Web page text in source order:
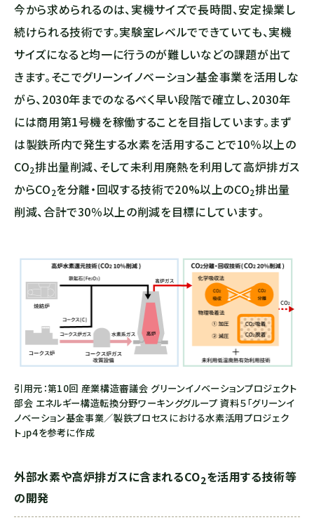
今から求められるのは、実機サイズで長時間、安定操業し
続けられる技術です。実験室レベルでできていても、実機
サイズになると均一に行うのが難しいなどの課題が出て
きます。そこでグリーンイノベーション基金事業を活用しな
がら、2030年までのなるべく早い段階で確立し、2030年
には商用第1号機を稼働することを目指しています。まず
は製鉄所内で発生する水素を活用することで10％以上の
CO2排出量削減、そして未利用廃熱を利用して高炉排ガス
からCO2を分離・回収する技術で20%以上のCO2排出量
削減、合計で30％以上の削減を目標にしています。
引用元：第10回 産業構造審議会 グリーンイノベーションプロジェクト
部会 エネルギー構造転換分野ワーキンググループ 資料５「グリーンイ
ノベーション基金事業／製鉄プロセスにおける水素活用プロジェク
ト」p4を参考に作成
外部水素や高炉排ガスに含まれるCO2を活用する技術等
の開発